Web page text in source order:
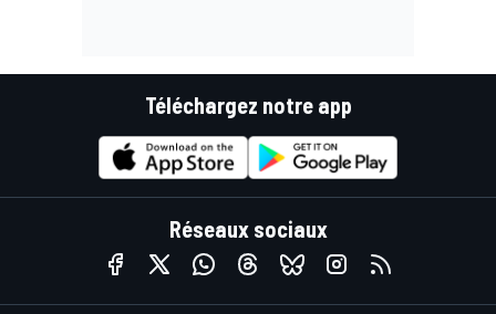
Téléchargez notre app
Réseaux sociaux